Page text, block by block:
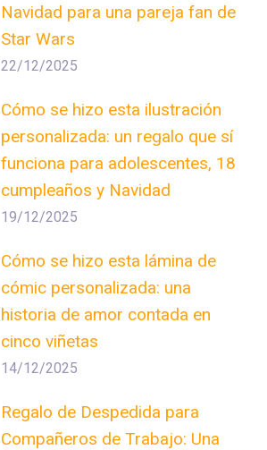
Navidad para una pareja fan de
Star Wars
22/12/2025
Cómo se hizo esta ilustración
personalizada: un regalo que sí
funciona para adolescentes, 18
cumpleaños y Navidad
19/12/2025
Cómo se hizo esta lámina de
cómic personalizada: una
historia de amor contada en
cinco viñetas
14/12/2025
Regalo de Despedida para
Compañeros de Trabajo: Una